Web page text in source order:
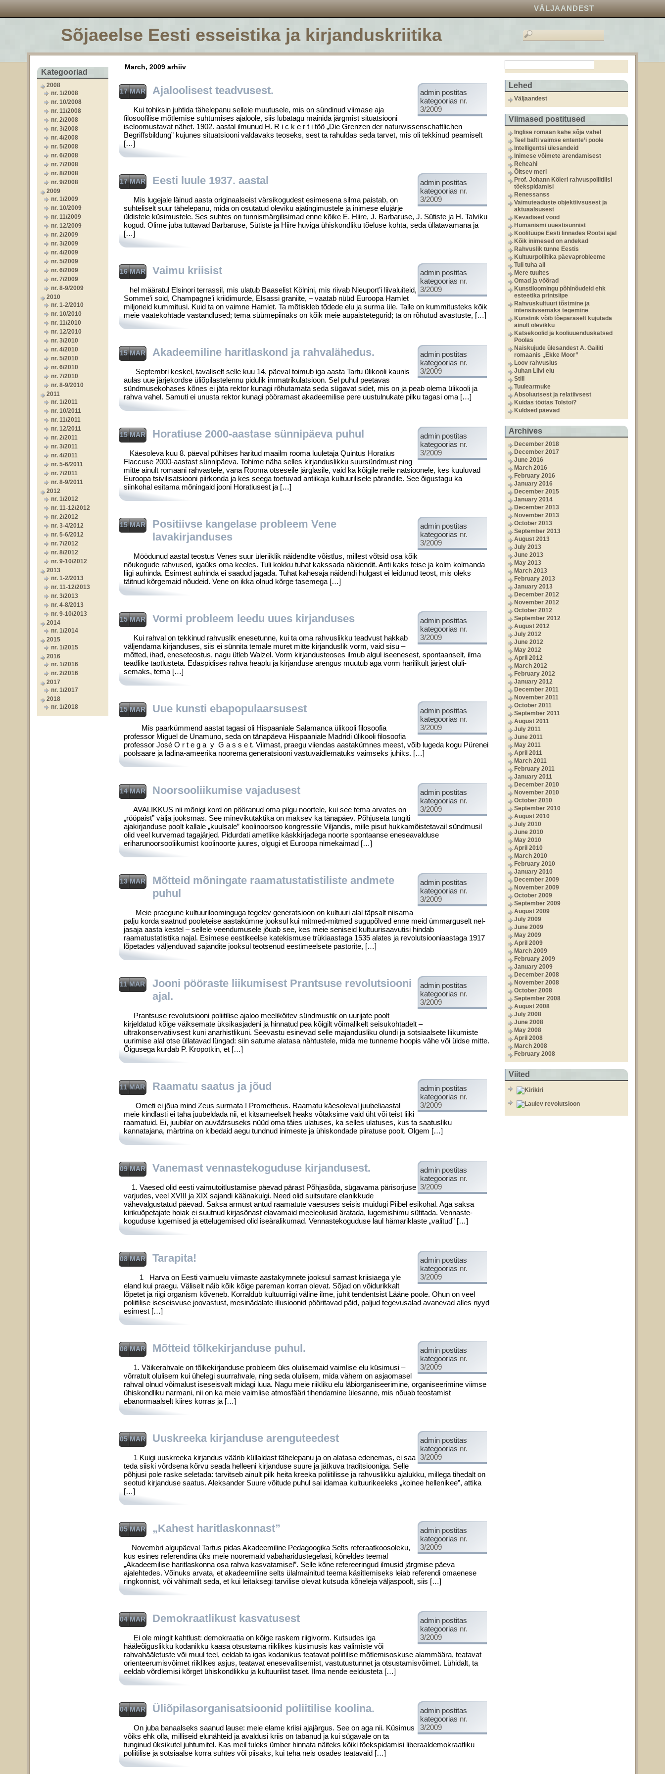
VÄLJAANDEST
Sõjaeelse Eesti esseistika ja kirjanduskriitika
Kategooriad
2008
nr. 1/2008
nr. 10/2008
nr. 11/2008
nr. 2/2008
nr. 3/2008
nr. 4/2008
nr. 5/2008
nr. 6/2008
nr. 7/2008
nr. 8/2008
nr. 9/2008
2009
nr. 1/2009
nr. 10/2009
nr. 11/2009
nr. 12/2009
nr. 2/2009
nr. 3/2009
nr. 4/2009
nr. 5/2009
nr. 6/2009
nr. 7/2009
nr. 8-9/2009
2010
nr. 1-2/2010
nr. 10/2010
nr. 11/2010
nr. 12/2010
nr. 3/2010
nr. 4/2010
nr. 5/2010
nr. 6/2010
nr. 7/2010
nr. 8-9/2010
2011
nr. 1/2011
nr. 10/2011
nr. 11/2011
nr. 12/2011
nr. 2/2011
nr. 3/2011
nr. 4/2011
nr. 5-6/2011
nr. 7/2011
nr. 8-9/2011
2012
nr. 1/2012
nr. 11-12/2012
nr. 2/2012
nr. 3-4/2012
nr. 5-6/2012
nr. 7/2012
nr. 8/2012
nr. 9-10/2012
2013
nr. 1-2/2013
nr. 11-12/2013
nr. 3/2013
nr. 4-8/2013
nr. 9-10/2013
2014
nr. 1/2014
2015
nr. 1/2015
2016
nr. 1/2016
nr. 2/2016
2017
nr. 1/2017
2018
nr. 1/2018
Lehed
Väljaandest
Viimased postitused
Inglise romaan kahe sõja vahel
Teel balti vaimse entente’i poole
Intelligentsi ülesandeid
Inimese võimete arendamisest
Reheahi
Õitsev meri
Prof. Johann Köleri rahvuspoliitilisi
tõekspidamisi
Renessanss
Vaimuteaduste objektiivsusest ja
aktuaalsusest
Kevadised vood
Humanismi uuestisünnist
Koolitüüpe Eesti linnades Rootsi ajal
Kõik inimesed on andekad
Rahvuslik tunne Eestis
Kultuurpoliitika päevaprobleeme
Tuli tuha all
Mere tuultes
Omad ja võõrad
Kunstiloomingu põhinõudeid ehk
esteetika printsiipe
Rahvuskultuuri tõstmine ja
intensiivsemaks tegemine
Kunstnik võib tõepäraselt kujutada
ainult olevikku
Katsekoolid ja kooliuuenduskatsed
Poolas
Naiskujude ülesandest A. Gailiti
romaanis „Ekke Moor”
Loov rahvuslus
Juhan Liivi elu
Stiil
Tuulearmuke
Absoluutsest ja relatiivsest
Kuidas töötas Tolstoi?
Kuldsed päevad
Archives
December 2018
December 2017
June 2016
March 2016
February 2016
January 2016
December 2015
January 2014
December 2013
November 2013
October 2013
September 2013
August 2013
July 2013
June 2013
May 2013
March 2013
February 2013
January 2013
December 2012
November 2012
October 2012
September 2012
August 2012
July 2012
June 2012
May 2012
April 2012
March 2012
February 2012
January 2012
December 2011
November 2011
October 2011
September 2011
August 2011
July 2011
June 2011
May 2011
April 2011
March 2011
February 2011
January 2011
December 2010
November 2010
October 2010
September 2010
August 2010
July 2010
June 2010
May 2010
April 2010
March 2010
February 2010
January 2010
December 2009
November 2009
October 2009
September 2009
August 2009
July 2009
June 2009
May 2009
April 2009
March 2009
February 2009
January 2009
December 2008
November 2008
October 2008
September 2008
August 2008
July 2008
June 2008
May 2008
April 2008
March 2008
February 2008
Viited
March, 2009 arhiiv
admin postitas
kategoorias nr.
3/2009
17 MAR Ajaloolisest teadvusest.
Kui tohiksin juhtida tähelepanu sellele muutusele, mis on sündinud viimase aja
filosoofilise mõtlemise suhtumises ajaloole, siis lubatagu mainida järgmist situatsiooni
iseloomustavat nähet. 1902. aastal ilmu­nud H. R i c k e r t i töö „Die Grenzen der naturwissen­schaftlichen
Begriffsbildung” kujunes situatsiooni valda­vaks teoseks, sest ta rahuldas seda tarvet, mis oli tekkinud peamiselt
[…]
admin postitas
kategoorias nr.
3/2009
17 MAR Eesti luule 1937. aastal
Mis lugejale läinud aasta originaalseist värsikogudest esi­mesena silma paistab, on
suhteliselt suur tähelepanu, mida on osutatud oleviku ajatingimustele ja inimese elujärje
üldistele küsimustele. Ses suhtes on tunnismärgilisimad enne kõike E. Hiire, J. Barbaruse, J. Sütiste ja H. Talviku
kogud. Olime juba tuttavad Barbaruse, Sütiste ja Hiire huviga ühiskondliku tõeluse kohta, seda üllatavamana ja
[…]
admin postitas
kategoorias nr.
3/2009
16 MAR Vaimu kriisist
hel määratul Elsinori terrassil, mis ulatub Baaselist Kölnini, mis riivab Nieuport’i liivaluiteid,
Somme’i soid, Champagne’i kriidimurde, Elsassi graniite, – vaatab nüüd Euroopa Hamlet
miljoneid kummitusi. Kuid ta on vaimne Hamlet. Ta mõtiskleb tõdede elu ja surma üle. Talle on kummitusteks kõik
meie vaatekohtade vastandlused; tema süümepiinaks on kõik meie aupaistetegurid; ta on rõhutud avastuste, […]
admin postitas
kategoorias nr.
3/2009
15 MAR Akadeemiline haritlaskond ja rahvalähedus.
Septembri keskel, tavaliselt selle kuu 14. päeval toimub iga aasta Tartu ülikooli kaunis
aulas uue järjekordse üliõpilastelennu pidulik immatrikulatsioon. Sel puhul peetavas
sündmusekohases kõnes ei jäta rektor kunagi rõhutamata seda sügavat sidet, mis on ja peab olema üli­kooli ja
rahva vahel. Samuti ei unusta rektor kunagi pööramast akadee­milise pere uustulnukate pilku tagasi oma […]
admin postitas
kategoorias nr.
3/2009
15 MAR Horatiuse 2000-aastase sünnipäeva puhul
Käesoleva kuu 8. päeval pühitses haritud maailm rooma luuletaja Quintus Horatius
Flaccuse 2000-aastast sünnipäeva. To­hime näha selles kirjanduslikku suursündmust ning
mitte ainult ro­maani rahvastele, vana Rooma otseseile järglasile, vaid ka kõigile neile natsioonele, kes kuuluvad
Euroopa tsivilisatsiooni piirkonda ja kes seega toetuvad antiikaja kultuurilisele pärandile. See õigustagu ka
siinkohal esitama mõningaid jooni Horatiusest ja […]
admin postitas
kategoorias nr.
3/2009
15 MAR
Positiivse kangelase probleem Vene
lavakirjanduses
Möödunud aastal teostus Venes suur üleriiklik näidendite võistlus, millest võtsid osa kõik
nõukogude rahvused, igaüks oma keeles. Tuli kokku tuhat kakssada näidendit. Anti kaks teise ja kolm kol­manda
liigi auhinda. Esimest auhinda ei saadud jagada. Tuhat kahe­saja näidendi hulgast ei leidunud teost, mis oleks
täitnud kõrgemaid nõudeid. Vene on ikka olnud kõrge tasemega […]
admin postitas
kategoorias nr.
3/2009
15 MAR Vormi probleem leedu uues kirjanduses
Kui rahval on tekkinud rahvuslik enesetunne, kui ta oma rahvus­likku teadvust hakkab
väljendama kirjanduses, siis ei sünnita temale muret mitte kirjanduslik vorm, vaid sisu –
mõtted, ihad, enese­teostus, nagu ütleb Walzel. Vorm kirjandusteoses ilmub algul ise­enesest, spontaanselt, ilma
teadlike taotlusteta. Edaspidises rahva heaolu ja kirjanduse arengus muutub aga vorm harilikult järjest oluli­
semaks, tema […]
admin postitas
kategoorias nr.
3/2009
15 MAR Uue kunsti ebapopulaarsusest
Mis paarkümmend aastat tagasi oli Hispaa­niale Salamanca ülikooli filosoofia
professor Miguel de Unamuno, seda on tänapäeva Hispaaniale Madridi ülikooli filosoofia
professor José O r t e g a y G a s s e t. Viimast, praegu viiendas aastakümnes meest, võib lugeda kogu Pürenei
poolsaare ja ladina-ameerika noorema generatsiooni vastuvaidlematuks vaimseks juhiks. […]
admin postitas
kategoorias nr.
3/2009
14 MAR Noorsooliikumise vajadusest
AVALIKKUS nii mõnigi kord on pööranud oma pilgu noortele, kui see tema arvates on
„rööpaist” välja jooksmas. See minevikutaktika on maksev ka täna­päev. Põhjuseta tungiti
ajakirjanduse poolt kallale „kuulsale” koolinoorsoo kongressile Viljandis, mille pisut hukkamõistetavail sündmusil
olid veel kurvemad taga­järjed. Pidurdati ametlike käskkirjadega noorte spon­taanse eneseavalduse
eriharunoorsooliikumist kooli­noorte juures, olgugi et Euroopa nimekaimad […]
admin postitas
kategoorias nr.
3/2009
13 MAR
Mõtteid mõningate raamatustatistiliste andmete
puhul
Meie praegune kultuuriloominguga tegelev generatsioon on kul­tuuri alal täpsalt niisama
palju korda saatnud pooleteise aastakümne jooksul kui mitmed-mitmed sugupõlved enne meid ümmarguselt nel­
jasaja aasta kestel – sellele veendumusele jõuab see, kes meie seni­seid kultuurisaavutisi hindab
raamatustatistika najal. Esimese eesti­keelse katekismuse trükiaastaga 1535 alates ja revolutsiooniaastaga 1917
lõpetades väljenduvad sajandite jooksul teotsenud eestimeelsete pastorite, […]
admin postitas
kategoorias nr.
3/2009
11 MAR
Jooni pööraste liikumisest Prantsuse revolutsiooni
ajal.
Prantsuse revolutsiooni poliitilise ajaloo meeliköitev sündmustik on uurijate poolt
kirjeldatud kõige väiksemate üksikasjadeni ja hinnatud pea kõigilt võimalikelt seisukohtadelt –
ultrakonservatiivsest kuni anarhistlikuni. Seevastu esinevad selle majandusliku olundi ja sotsiaalsete liikumiste
uurimise alal otse üllatavad lüngad: siin satume alatasa nähtustele, mida me tunneme hoopis vähe või üldse mitte.
Õigusega kurdab P. Kropotkin, et […]
admin postitas
kategoorias nr.
3/2009
11 MAR Raamatu saatus ja jõud
Ometi ei jõua mind Zeus surmata ! Prometheus. Raamatu käesoleval juubeliaastal
meie kindlasti ei taha juubel­dada nii, et kitsameelselt heaks võtaksime vaid üht või teist liiki
raa­matuid. Ei, juubilar on auväärsuseks nüüd oma täies ulatuses, ka sel­les ulatuses, kus ta saatusliku
kannatajana, märtrina on kibedaid aegu tundnud inimeste ja ühiskondade piiratuse poolt. Olgem […]
admin postitas
kategoorias nr.
3/2009
09 MAR Vanemast vennastekoguduse kirjandusest.
1. Vaesed olid eesti vaimutoitlustamise päevad pärast Põhja­sõda, sügavama pärisorjuse
varjudes, veel XVIII ja XIX sajandi käänakulgi. Need olid suitsutare elanikkude
vähevalgustatud päevad. Saksa armust antud raamatute vaesuses seisis muidugi Piibel esikohal. Aga saksa
kirikuõpetajate hoiak ei suutnud kirjasõnast elavamaid meeleolusid äratada, lugemishimu sütitada. Vennaste­
koguduse lugemised ja ettelugemised olid iseäralikumad. Ven­nastekoguduse laul hämariklaste „valitud” […]
admin postitas
kategoorias nr.
3/2009
08 MAR Tarapita!
1 Harva on Eesti vaimuelu viimaste aastakymnete jooksul sarnast kriisiaega yle
eland kui praegu. Väliselt näib kõik kõige pareman korran olevat. Sõjad on võidurikkalt
lõpetet ja riigi organism kõveneb. Korraldub kultuurriigi väline ilme, juhit tendent­sist Lääne poole. Ohun on veel
poliitilise iseseisvuse joovas­tust, mesinädalate illusioonid pööritavad päid, paljud tege­vusalad avanevad alles nyyd
esimest […]
admin postitas
kategoorias nr.
3/2009
06 MAR Mõtteid tõlkekirjanduse puhul.
1. Väikerahvale on tõlkekirjanduse probleem üks olulise­maid vaimlise elu küsimusi –
võrratult olulisem kui ühelegi suurrahvale, ning seda olulisem, mida vähem on asjaomasel
rahval olnud võimalust iseseisvalt midagi luua. Nagu meie riikliku elu läbiorganiseerimine, organiseerimine viimse
ühis­kondliku narmani, nii on ka meie vaimlise atmosfääri tihen­damine ülesanne, mis nõuab teostamist
ebanormaalselt kiires korras ja […]
admin postitas
kategoorias nr.
3/2009
05 MAR Uuskreeka kirjanduse arenguteedest
1 Kuigi uuskreeka kirjandus väärib küllaldast tähelepanu ja on alatasa edenemas, ei saa
teda siiski võrdsena kõrvu seada helleeni kir­janduse suure ja jätkuva traditsiooniga. Selle
põhjusi pole raske seletada: tarvitseb ainult pilk heita kreeka poliitilisse ja rahvuslikku ajalukku, millega tihedalt on
seotud kirjanduse saatus. Aleksander Suure võitude puhul sai idamaa kultuurikeeleks „koinee hellenikee”, attika
[…]
admin postitas
kategoorias nr.
3/2009
05 MAR „Kahest haritlaskonnast”
Novembri algupäeval Tartus pidas Akadeemiline Pedagoogika Selts referaatkoosoleku,
kus esines referendina üks meie nooremaid vabaharidustegelasi, kõneldes teemal
„Akadeemilise haritlaskonna osa rahva kasvatamisel”. Selle kõne refereeringud ilmusid järgmise päeva
ajalehtedes. Võinuks arvata, et akadeemiline selts ülalmainitud teema käsitlemiseks leiab referendi omaenese
ringkonnist, või vähimalt seda, et kui leitaksegi tarvilise olevat kutsuda kõneleja väljaspoolt, siis […]
admin postitas
kategoorias nr.
3/2009
04 MAR Demokraatlikust kasvatusest
Ei ole mingit kahtlust: demokraatia on kõige raskem riigivorm. Kut­sudes iga
hääleõiguslikku kodanikku kaasa otsustama riiklikes küsimusis kas valimiste või
rahvahääletuste või muul teel, eeldab ta igas kodanikus teatavat poliitilise mõtlemisoskuse alammäära, teatavat
orienteerumis­võimet riiklikes asjus, teatavat enesevalitsemist, vastutustunnet ja otsusta­misvõimet. Lühidalt, ta
eeldab võrdlemisi kõrget ühiskondlikku ja kul­tuurilist taset. Ilma nende eeldusteta […]
admin postitas
kategoorias nr.
3/2009
04 MAR Üliõpilasorganisatsioonid poliitilise koolina.
On juba banaalseks saanud lause: meie elame kriisi ajajärgus. See on aga nii. Küsimus
võiks ehk olla, milliseid elunähteid ja avaldusi kriis on tabanud ja kui sügavale on ta
tunginud üksikutel juhtumitel. Kas meil tuleks ümber hinnata näiteks kõiki tõekspidamisi liberaaldemokraatliku
poliitilise ja sotsiaalse korra suhtes või piisaks, kui teha neis osades tea­tavaid […]